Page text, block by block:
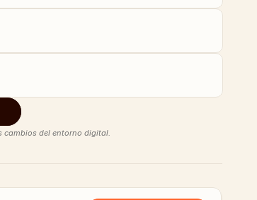
cambios del entorno digital.